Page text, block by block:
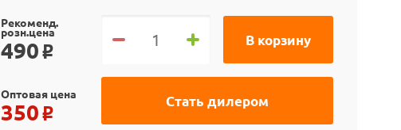
Рекоменд.
розн.цена
490 o
В корзину
Стать дилером
Оптовая цена
350 o